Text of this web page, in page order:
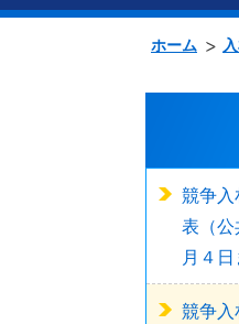
ホーム
競争
表（
月４
競争